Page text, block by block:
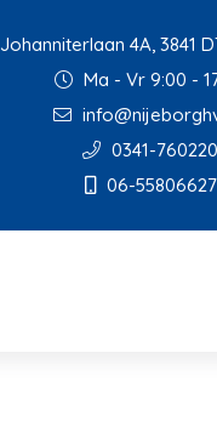
Johanniterlaan 4A, 3841
Ma - Vr 9:00 -
0341-760220
06-55806627